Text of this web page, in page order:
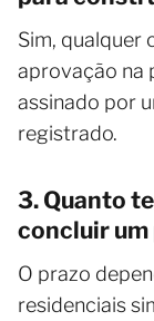
Sim, qualquer
aprovação na
assinado por
registrado.
3. Quanto
concluir
O prazo
residenciais